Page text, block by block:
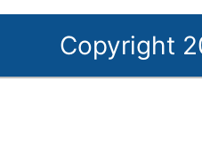
Copyright